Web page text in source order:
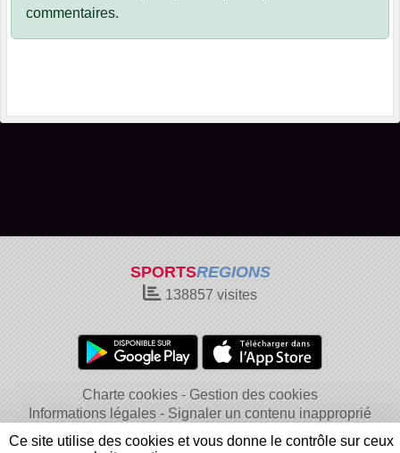
commentaires.
SPORTSREGIONS
138857 visites
Charte cookies
Gestion des cookies
Informations légales
Signaler un contenu inapproprié
Ce site utilise des cookies et vous donne le contrôle sur ceux